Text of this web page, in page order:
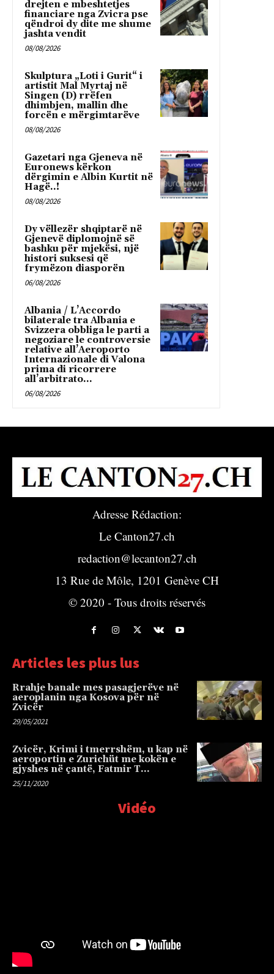
drejten e mbeshtetjes
financiare nga Zvicra pse
qëndroi dy dite me shume
jashta vendit
08/08/2026
Skulptura „Loti i Gurit“ i
artistit Mal Myrtaj në
Singen (D) rrëfen
dhimbjen, mallin dhe
forcën e mërgimtarëve
08/08/2026
Gazetari nga Gjeneva në
Euronews kërkon
dërgimin e Albin Kurtit në
Hagë..!
08/08/2026
Dy vëllezër shqiptarë në
Gjenevë diplomojnë së
bashku për mjekësi, një
histori suksesi që
frymëzon diasporën
06/08/2026
Albania / L’Accordo
bilaterale tra Albania e
Svizzera obbliga le parti a
negoziare le controversie
relative all’Aeroporto
Internazionale di Valona
prima di ricorrere
all’arbitrato...
06/08/2026
Adresse Rédaction:
Le Canton27.ch
redaction@lecanton27.ch
13 Rue de Môle, 1201 Genève CH
© 2020 - Tous droits réservés
Articles les plus lus
Rrahje banale mes pasagjerëve në
aeroplanin nga Kosova për në
Zvicër
29/05/2021
Zvicër, Krimi i tmerrshëm, u kap në
aeroportin e Zurichüt me kokën e
gjyshes në çantë, Fatmir T…
25/11/2020
Vidéo